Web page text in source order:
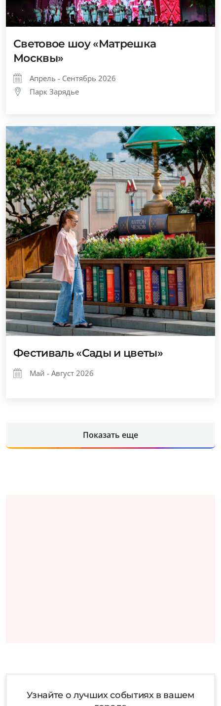
Световое шоу «Матрешка
Москвы»
Апрель - Сентябрь 2026
Парк Зарядье
Фестиваль «Сады и цветы»
Май - Август 2026
Показать еще
Узнайте о лучших событиях в вашем